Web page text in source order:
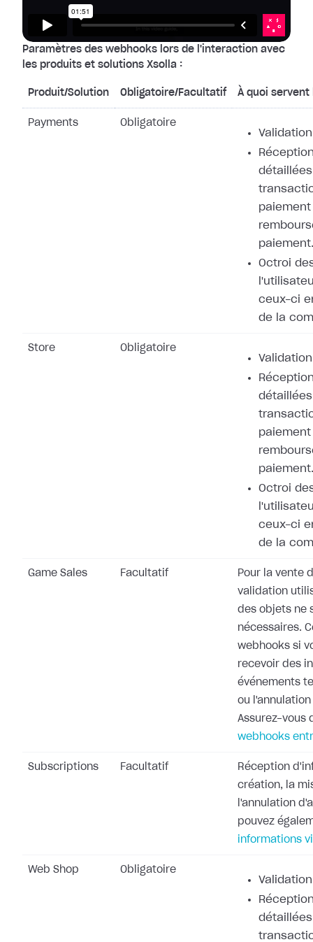
Paramètres des webhooks lors de l'interaction avec
les produits et solutions Xsolla :
Produit/Solution Obligatoire/Facultatif À quoi servent
Payments Obligatoire
paiement.
Octroi
ceux-ci
de la
Store Obligatoire
paiement.
Octroi
ceux-ci
de la
Game Sales Facultatif
Pour la vente
validation
des objets ne
nécessaires.
webhooks si
recevoir des
événements
ou
Assurez-vous
webhooks
Subscriptions Facultatif
Réception
création, la
l'annulation
pouvez
informations
Web Shop Obligatoire